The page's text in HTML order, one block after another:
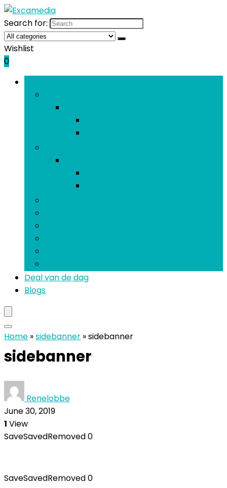
Search for:
Wishlist
0
Deal van de dag
Blogs
Home »sidebanner »sidebanner
sidebanner
Renelobbe
June 30, 2019
1 View
SaveSavedRemoved0
SaveSavedRemoved0